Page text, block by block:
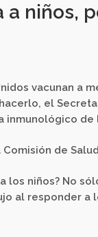
a niños,
vacunan a
el
de
de
los niños? No
al responder a